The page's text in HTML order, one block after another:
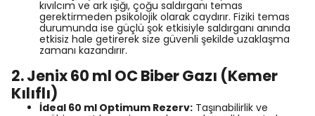
kıvılcım ve ark ışığı, çoğu saldırganı temas
gerektirmeden psikolojik olarak caydırır. Fiziki temas
durumunda ise güçlü şok etkisiyle saldırganı anında
etkisiz hale getirerek size güvenli şekilde uzaklaşma
zamanı kazandırır.
2. Jenix 60 ml OC Biber Gazı (Kemer
Kılıflı)
İdeal 60 ml Optimum Rezerv: Taşınabilirlik ve